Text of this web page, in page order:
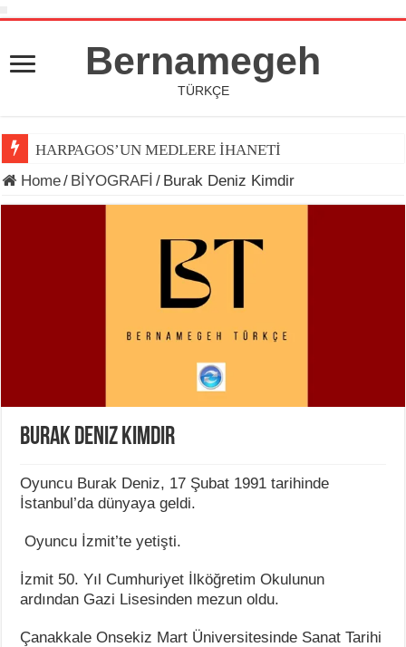
Bernamegeh
TÜRKÇE
HARPAGOS’UN MEDLERE İHANETİ
Home/ BİYOGRAFİ / Burak Deniz Kimdir
Burak Deniz Kimdir
Oyuncu Burak Deniz, 17 Şubat 1991 tarihinde
İstanbul’da dünyaya geldi.
Oyuncu İzmit’te yetişti.
İzmit 50. Yıl Cumhuriyet İlköğretim Okulunun
ardından Gazi Lisesinden mezun oldu.
Çanakkale Onsekiz Mart Üniversitesinde Sanat Tarihi